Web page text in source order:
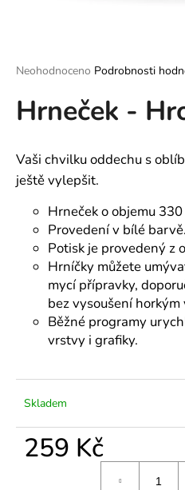
Průměrné
produktu
je
5
hvězdiček.
Neohodnoceno Podrobnosti
Hrneček -
Vaši chvilku oddechu s
ještě vylepšit.
Hrneček o objemu
Provedení v bílé barvě.
Potisk je provedený z
Hrníčky můžete
mycí přípravky,
bez vysoušení horkým
Běžné programy
vrstvy i grafiky.
Skladem
259 Kč
í
t
?
u
e
m